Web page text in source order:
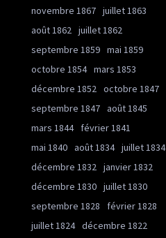
novembre 1867 juillet 1863
août 1862 juillet 1862
septembre 1859 mai 1859
octobre 1854 mars 1853
décembre 1852 octobre 1847
septembre 1847 août 1845
mars 1844
février 1841
mai 1840 août 1834 juillet 1834
décembre 1832 janvier 1832
décembre 1830 juillet 1830
septembre 1828
février 1828
juillet 1824 décembre 1822